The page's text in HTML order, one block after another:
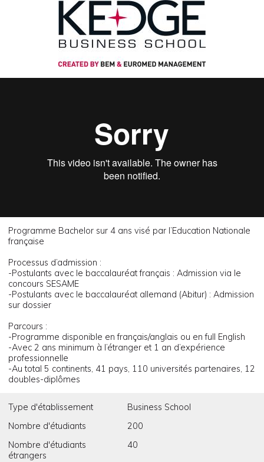
Programme Bachelor sur 4 ans visé par l’Education Nationale
française
Processus d’admission :
-Postulants avec le baccalauréat français : Admission via le
concours SESAME
-Postulants avec le baccalauréat allemand (Abitur) : Admission
sur dossier
Parcours :
-Programme disponible en français/anglais ou en full English
-Avec 2 ans minimum à l’étranger et 1 an d’expérience
professionnelle
-Au total 5 continents, 41 pays, 110 universités partenaires, 12
doubles-diplômes
Type d'établissement
Business School
Nombre d'étudiants
200
Nombre d'étudiants
étrangers
40